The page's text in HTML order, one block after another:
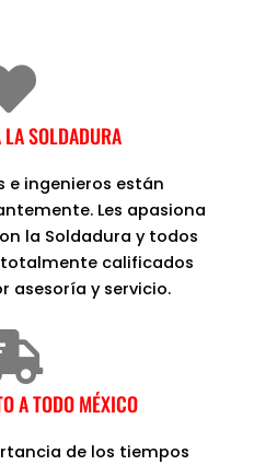
LA SOLDADURA
e ingenieros están
Les apasiona
la Soldadura y todos
calificados
asesoría y servicio.
A TODO MÉXICO
de los tiempos